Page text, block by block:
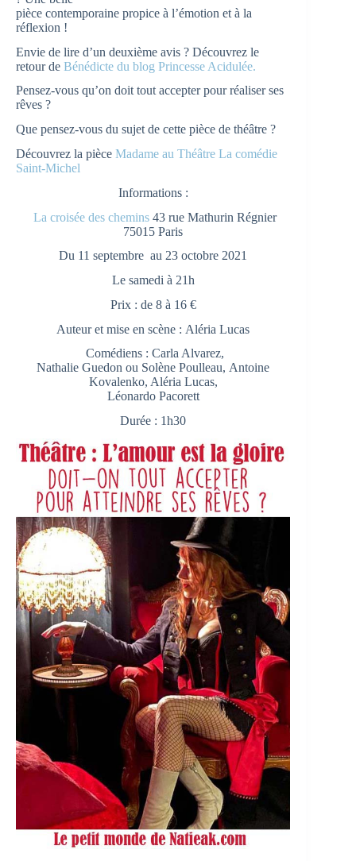
pièce contemporaine propice à l’émotion et à la
réflexion !
Envie de lire d’un deuxième avis ? Découvrez le
retour de Bénédicte du blog Princesse Acidulée.
Pensez-vous qu’on doit tout accepter pour réaliser ses
rêves ?
Que pensez-vous du sujet de cette pièce de théâtre ?
Découvrez la pièce Madame au Théâtre La comédie
Saint-Michel
Informations :
La croisée des chemins43 rue Mathurin Régnier
75015 Paris
Du 11 septembre au 23 octobre 2021
Le samedi à 21h
Prix : de 8 à 16 €
Auteur et mise en scène : Aléria Lucas
Comédiens : Carla Alvarez,
Nathalie Guedon ou Solène Poulleau, Antoine
Kovalenko, Aléria Lucas,
Léonardo Pacorett
Durée : 1h30